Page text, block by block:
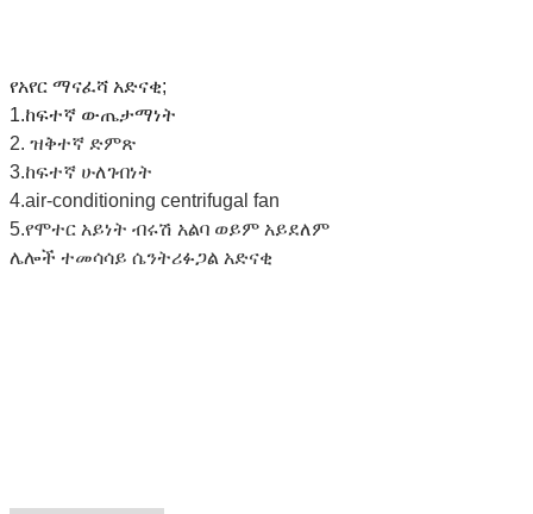
የአየር ማናፈሻ አድናቂ;
1.ከፍተኛ ውጤታማነት
2. ዝቅተኛ ድምጽ
3.ከፍተኛ ሁለገብነት
4.air-conditioning centrifugal fan
5.የሞተር አይነት ብሩሽ አልባ ወይም አይደለም
ሌሎች ተመሳሳይ ሴንትሪፉጋል አድናቂ